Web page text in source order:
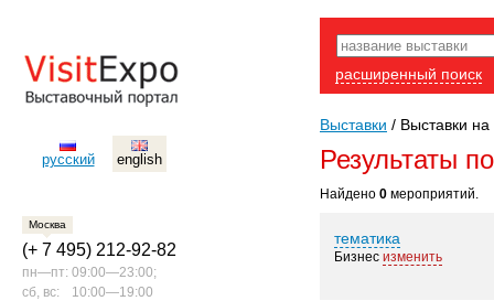
русский english
Москва
(+ 7 495) 212-92-82
пн—пт: 09:00—23:00;
сб, вс:
10:00—19:00
расширенный поиск
Выставки / Выставки на
Результаты
Найдено 0 мероприятий.
тематика
Бизнес изменить